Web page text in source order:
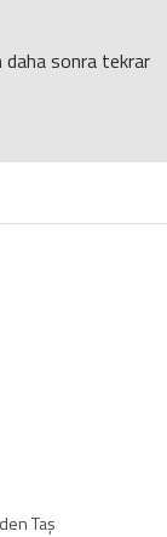
daha sonra tekrar
Taş